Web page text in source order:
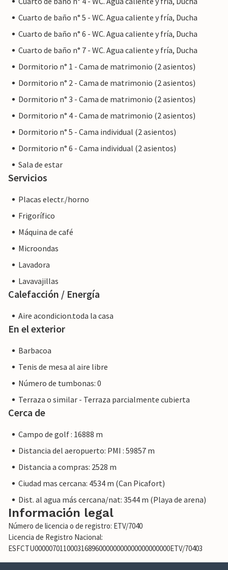
Cuarto de baño n° 5 - WC. Agua caliente y fría, Ducha
Cuarto de baño n° 6 - WC. Agua caliente y fría, Ducha
Cuarto de baño n° 7 - WC. Agua caliente y fría, Ducha
Dormitorio n° 1 - Cama de matrimonio (2 asientos)
Dormitorio n° 2 - Cama de matrimonio (2 asientos)
Dormitorio n° 3 - Cama de matrimonio (2 asientos)
Dormitorio n° 4 - Cama de matrimonio (2 asientos)
Dormitorio n° 5 - Cama individual (2 asientos)
Dormitorio n° 6 - Cama individual (2 asientos)
Sala de estar
Servicios
Placas electr./horno
Frigorífico
Máquina de café
Microondas
Lavadora
Lavavajillas
Calefacción / Energía
Aire acondicion.toda la casa
En el exterior
Barbacoa
Tenis de mesa al aire libre
Número de tumbonas: 0
Terraza o similar - Terraza parcialmente cubierta
Cerca de
Campo de golf : 16888 m
Distancia del aeropuerto: PMI : 59857 m
Distancia a compras: 2528 m
Ciudad mas cercana: 4534 m (Can Picafort)
Dist. al agua más cercana/nat: 3544 m (Playa de arena)
Información legal
Número de licencia o de registro: ETV/7040
Licencia de Registro Nacional:
ESFCTU00000701100031689600000000000000000000ETV/70403